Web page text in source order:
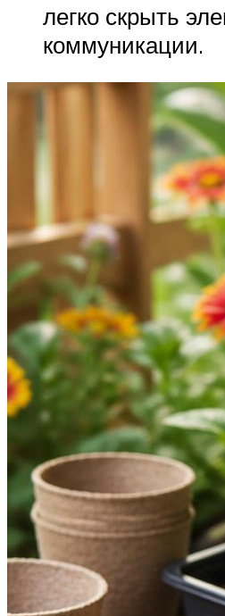
легко скрыть
коммуникации.